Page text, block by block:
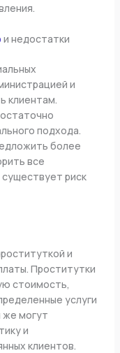
и недостатки
и
клиентам.
подхода.
более
все
риск
и
Проститутки
стоимость,
услуги
же могут
и
клиентов.